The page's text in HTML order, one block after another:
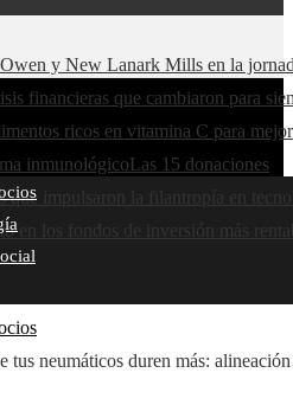
y New Lanark Mills en la
financieras que cambiaron para
ricos en vitamina C para
inmunológicoLas 15 donaciones
que impulsaron la filantropía en
en los fondos de inversión más
tus neumáticos duren más: